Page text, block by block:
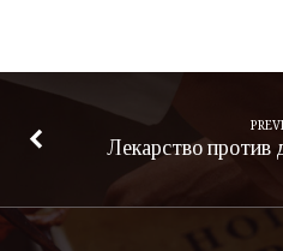
Лекарство против